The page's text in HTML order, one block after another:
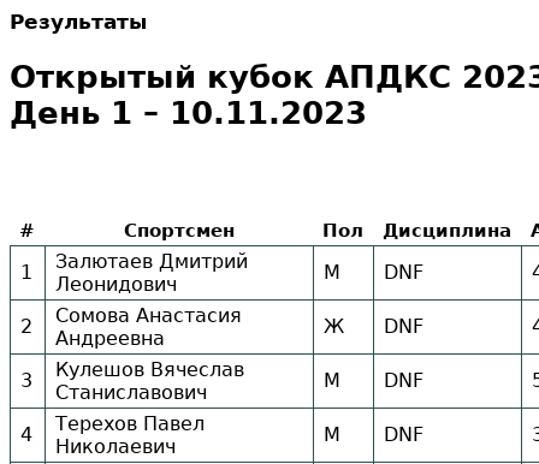
Результаты
Открытый кубок АПДКС
День 1 – 10.11.2023
# Спортсмен Пол Дисциплина
1
Залютаев Дмитрий
Леонидович
М DNF
2
Сомова Анастасия
Андреевна
Ж DNF
3
Кулешов Вячеслав
Станиславович
М DNF
4
Терехов Павел
Николаевич
М DNF